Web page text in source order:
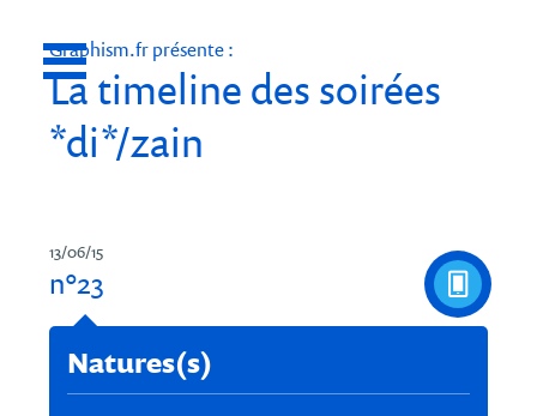
Open
Menu
Graphism.fr présente :
La timeline des soirées
*di*/zain
13/06/15
n°23
Natures(s)